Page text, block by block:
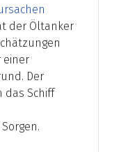
der Öltanker
einer
Der
das Schiff